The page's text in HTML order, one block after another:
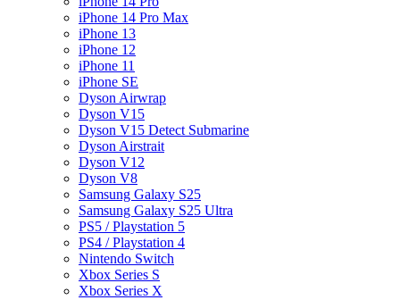
iPhone 14 Pro Max
iPhone 13
iPhone 12
iPhone 11
iPhone SE
Dyson Airwrap
Dyson V15
Dyson V15 Detect Submarine
Dyson Airstrait
Dyson V12
Dyson V8
Samsung Galaxy S25
Samsung Galaxy S25 Ultra
PS5 / Playstation 5
PS4 / Playstation 4
Nintendo Switch
Xbox Series S
Xbox Series X